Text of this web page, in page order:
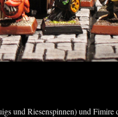
und Riesenspinnen) und